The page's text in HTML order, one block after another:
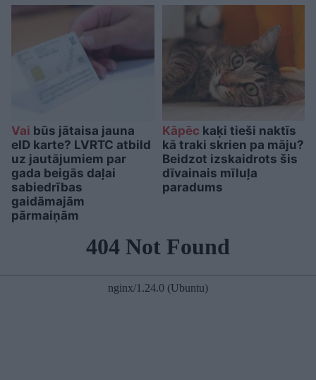
Vai būs jātaisa jauna
eID karte? LVRTC atbild
uz jautājumiem par
gada beigās daļai
sabiedrības
gaidāmajām
pārmaiņām
Kāpēc kaķi tieši naktīs
kā traki skrien pa māju?
Beidzot izskaidrots šis
dīvainais mīluļa
paradums